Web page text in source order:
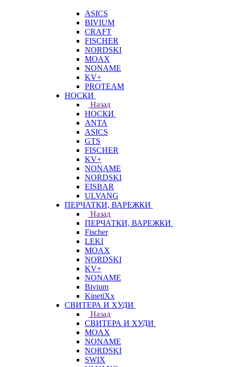
ASICS
BIVIUM
CRAFT
FISCHER
NORDSKI
MOAX
NONAME
KV+
PROTEAM
НОСКИ
Назад
НОСКИ
ANTA
ASICS
GTS
FISCHER
KV+
NONAME
NORDSKI
EISBAR
ULVANG
ПЕРЧАТКИ, ВАРЕЖКИ
Назад
ПЕРЧАТКИ, ВАРЕЖКИ
Fischer
LEKI
MOAX
NORDSKI
KV+
NONAME
Bivium
KinetiXx
СВИТЕРА И ХУДИ
Назад
СВИТЕРА И ХУДИ
MOAX
NONAME
NORDSKI
SWIX